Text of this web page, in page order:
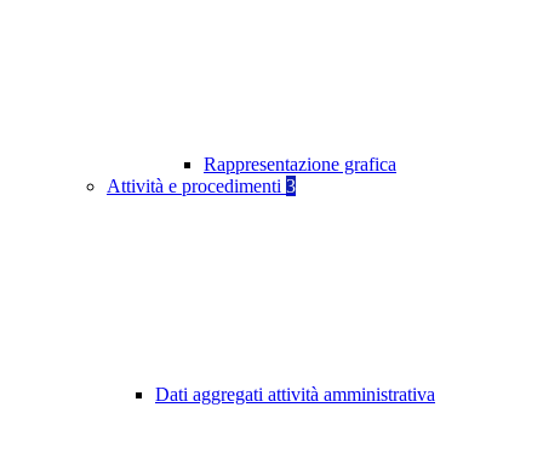
Rappresentazione grafica
Attività e procedimenti 3
Dati aggregati attività amministrativa